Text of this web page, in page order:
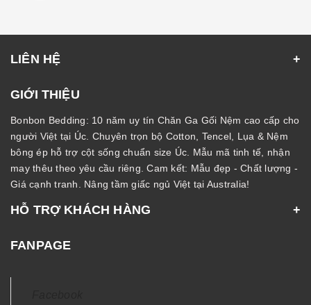
LIÊN HỆ
GIỚI THIỆU
Bonbon Bedding: 10 năm uy tín Chăn Ga Gối Nệm cao cấp cho
người Việt tại Úc. Chuyên trọn bộ Cotton, Tencel, Lụa & Nệm
bông ép hỗ trợ cột sống chuẩn size Úc. Mẫu mã tinh tế, nhận
may thêu theo yêu cầu riêng. Cam kết: Mẫu đẹp - Chất lượng -
Giá cạnh tranh. Nâng tầm giấc ngủ Việt tại Australia!
HỖ TRỢ KHÁCH HÀNG
FANPAGE